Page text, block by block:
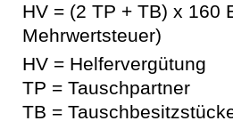
HV = (2 TP + TB) x 160
Mehrwertsteuer)
HV = Helfervergütung
TP = Tauschpartner
TB =